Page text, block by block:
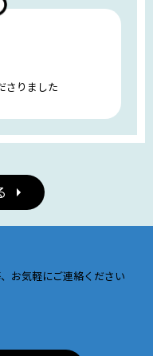
さりました
お気軽にご連絡ください